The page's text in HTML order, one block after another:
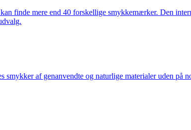
finde mere end 40 forskellige smykkemærker. Den
smykker af genanvendte og naturlige materialer uden